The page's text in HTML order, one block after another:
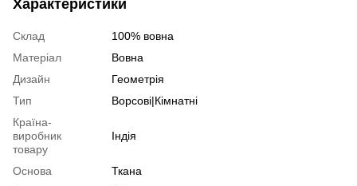
Характеристики
Склад
100% вовна
Матеріал
Вовна
Дизайн
Геометрія
Тип
Ворсові|Кімнатні
Країна-
виробник
товару
Індія
Основа
Ткана